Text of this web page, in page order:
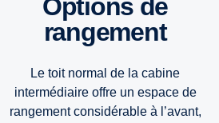
Options de
rangement
Le toit normal de la cabine
intermédiaire offre un espace de
rangement considérable à l’avant,